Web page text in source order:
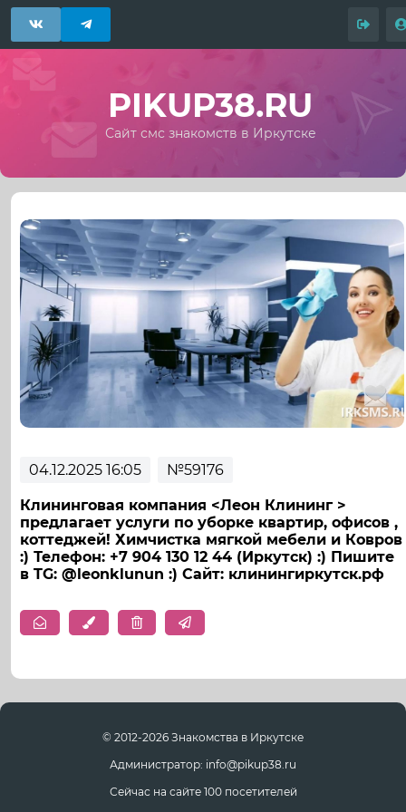
PIKUP38.RU
Сайт смс знакомств в Иркутске
04.12.2025 16:05 №59176
Клининговая компания <Леон Клининг >
предлагает услуги по уборке квартир, офисов ,
коттеджей! Химчистка мягкой мебели и Ковров
:) Телефон: +7 904 130 12 44 (Иркутск) :)️ Пишите
в TG: @leonklunun :) Сайт: клинингиркутск.рф
© 2012-2026 Знакомства в Иркутске
Администратор: info@pikup38.ru
Сейчас на сайте 100 посетителей